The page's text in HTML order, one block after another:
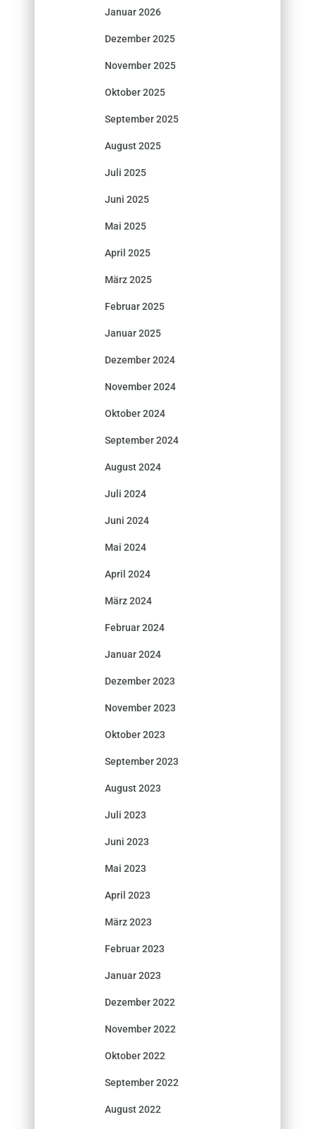
Januar 2026
Dezember 2025
November 2025
Oktober 2025
September 2025
August 2025
Juli 2025
Juni 2025
Mai 2025
April 2025
März 2025
Februar 2025
Januar 2025
Dezember 2024
November 2024
Oktober 2024
September 2024
August 2024
Juli 2024
Juni 2024
Mai 2024
April 2024
März 2024
Februar 2024
Januar 2024
Dezember 2023
November 2023
Oktober 2023
September 2023
August 2023
Juli 2023
Juni 2023
Mai 2023
April 2023
März 2023
Februar 2023
Januar 2023
Dezember 2022
November 2022
Oktober 2022
September 2022
August 2022